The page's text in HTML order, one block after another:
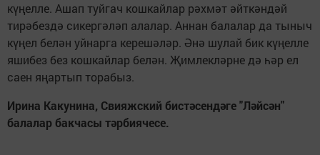
күңелле. Ашап туйгач кошкайлар рәхмәт әйткәндәй
тирәбездә сикергәләп алалар. Аннан балалар да тыныч
күңел белән уйнарга керешәләр. Әнә шулай бик күңелле
яшибез без кошкайлар белән. Җимлекләрне дә һәр ел
саен яңартып торабыз.
Ирина Какунина, Свияжский бистәсендәге "Ләйсән"
балалар бакчасы тәрбиячесе.